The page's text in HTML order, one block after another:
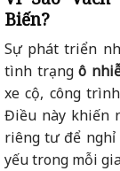
Biến?
Sự phát triển
tình trạng ô
xe cộ, công
Điều này khiến
riêng tư để nghỉ
yếu trong mỗi